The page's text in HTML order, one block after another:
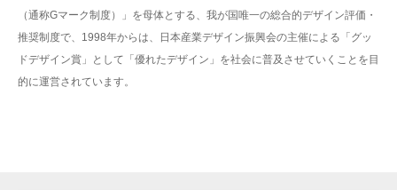
（通称Gマーク制度）」を母体とする、我が国唯一の総合的デザイン評価・
推奨制度で、1998年からは、日本産業デザイン振興会の主催による「グッ
ドデザイン賞」として「優れたデザイン」を社会に普及させていくことを目
的に運営されています。